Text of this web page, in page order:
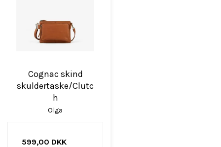
Cognac skind
skuldertaske/Clutc
h
Olga
599,00 DKK